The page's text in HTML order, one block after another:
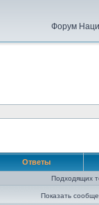
Форум
Ответы
Подходящих
Показать